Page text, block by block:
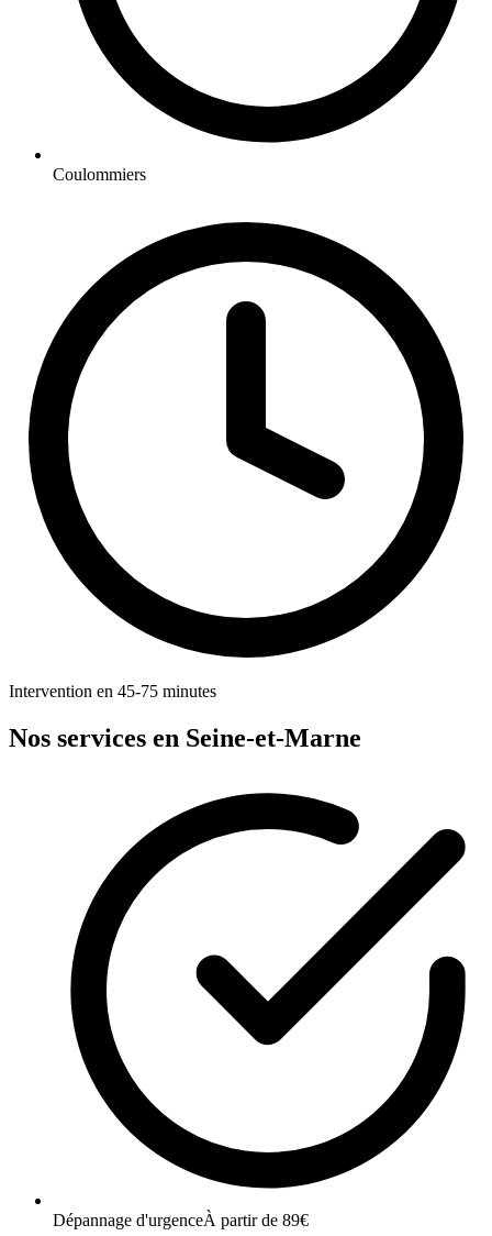
Coulommiers
Intervention en 45-75 minutes
Nos services en Seine-et-Marne
Dépannage d'urgenceÀ partir de 89€